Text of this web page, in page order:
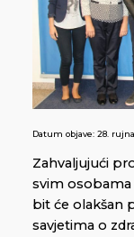
Datum objave: 28. rujna
Zahvaljujući
svim
bit će olakšan
savjetima o